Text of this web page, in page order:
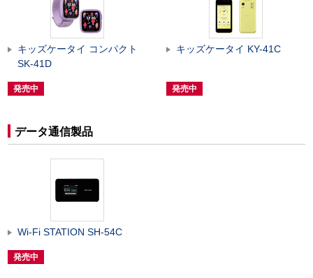
キッズケータイ コンパクト
SK-41D
発売中
キッズケータイ KY-41C
発売中
データ通信製品
Wi-Fi STATION SH-54C
発売中